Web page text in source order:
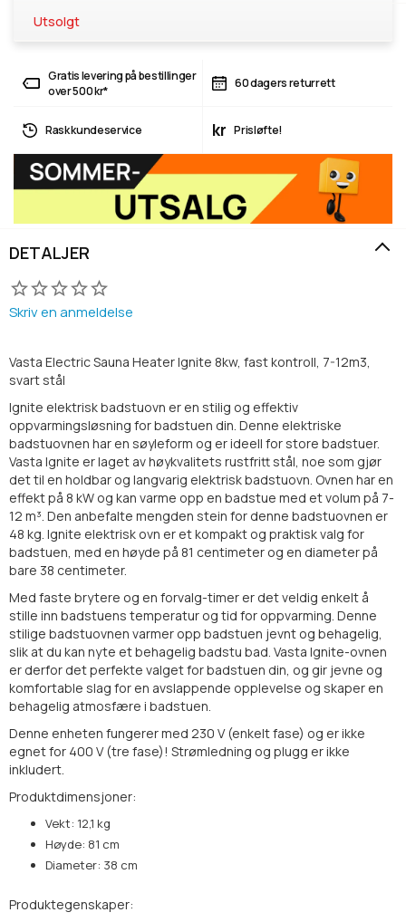
Utsolgt
Gratis levering på bestillinger
over 500 kr*
60 dagers returrett
Rask kundeservice kr Prisløfte!
DETALJER
Skriv en anmeldelse
Vasta Electric Sauna Heater Ignite 8kw, fast kontroll, 7-12m3,
svart stål
Ignite elektrisk badstuovn er en stilig og effektiv
oppvarmingsløsning for badstuen din. Denne elektriske
badstuovnen har en søyleform og er ideell for store badstuer.
Vasta Ignite er laget av høykvalitets rustfritt stål, noe som gjør
det til en holdbar og langvarig elektrisk badstuovn. Ovnen har en
effekt på 8 kW og kan varme opp en badstue med et volum på 7-
12 m³. Den anbefalte mengden stein for denne badstuovnen er
48 kg. Ignite elektrisk ovn er et kompakt og praktisk valg for
badstuen, med en høyde på 81 centimeter og en diameter på
bare 38 centimeter.
Med faste brytere og en forvalg-timer er det veldig enkelt å
stille inn badstuens temperatur og tid for oppvarming. Denne
stilige badstuovnen varmer opp badstuen jevnt og behagelig,
slik at du kan nyte et behagelig badstu bad. Vasta Ignite-ovnen
er derfor det perfekte valget for badstuen din, og gir jevne og
komfortable slag for en avslappende opplevelse og skaper en
behagelig atmosfære i badstuen.
Denne enheten fungerer med 230 V (enkelt fase) og er ikke
egnet for 400 V (tre fase)! Strømledning og plugg er ikke
inkludert.
Produktdimensjoner:
Vekt: 12,1 kg
Høyde: 81 cm
Diameter: 38 cm
Produktegenskaper: